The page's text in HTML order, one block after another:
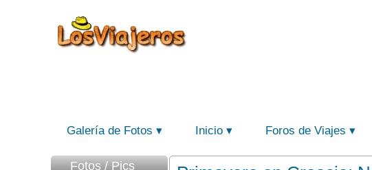
Galería de Fotos Inicio Foros de Viajes
Fotos / Pics